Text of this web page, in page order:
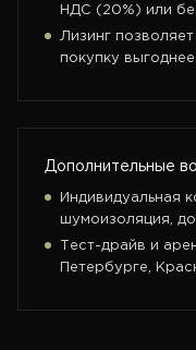
НДС (20%) или
Лизинг
покупку выгоднее.
Дополнительные
Индивидуальная
шумоизоляция,
Тест-драйв и
Петербурге,